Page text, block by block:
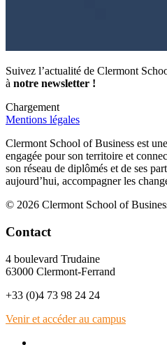
Suivez l’actualité de Clermont
à notre newsletter !
Chargement
Mentions légales
Clermont School of Business est
engagée pour son territoire et
son réseau de diplômés et de ses
aujourd’hui, accompagner les
© 2026 Clermont School of
Contact
4 boulevard Trudaine
63000 Clermont-Ferrand
+33 (0)4 73 98 24 24
Venir et accéder au campus